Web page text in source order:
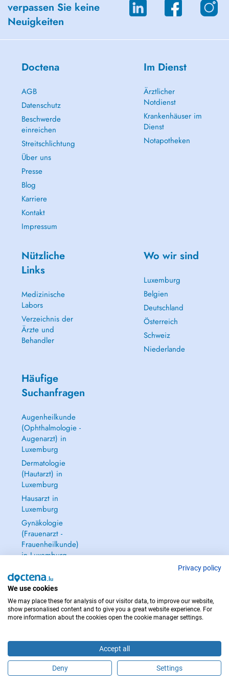
Buchen Sie einen Termin
verpassen Sie keine
Neuigkeiten
Doctena
AGB
Datenschutz
Beschwerde
einreichen
Streitschlichtung
Über uns
Presse
Blog
Karriere
Kontakt
Impressum
Im Dienst
Ärztlicher
Notdienst
Krankenhäuser im
Dienst
Notapotheken
Nützliche
Links
Medizinische
Labors
Verzeichnis der
Ärzte und
Behandler
Wo wir sind
Luxemburg
Belgien
Deutschland
Österreich
Schweiz
Niederlande
Häufige
Suchanfragen
Augenheilkunde
(Ophthalmologie -
Augenarzt) in
Luxemburg
Dermatologie
(Hautarzt) in
Luxemburg
Hausarzt in
Luxemburg
Gynäkologie
(Frauenarzt -
Frauenheilkunde)
in Luxemburg
IM NOTFALL WENDEN SIE SICH AN : 112
Privacy policy
We use cookies
We may place these for analysis of our visitor data, to improve our website,
show personalised content and to give you a great website experience. For
more information about the cookies open the cookie manager settings.
Accept all
Deny Settings